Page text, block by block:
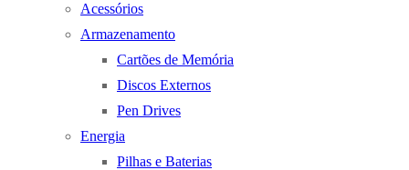
Acessórios
Armazenamento
Cartões de Memória
Discos Externos
Pen Drives
Energia
Pilhas e Baterias